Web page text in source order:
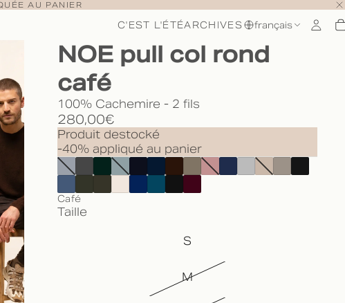
AU PANIER
C'EST L'ÉTÉARCHIVES français
NOE pull col rond
café
100% Cachemire - 2 fils
280,00€
Produit destocké
-40% appliqué au panier
Café
Taille
S
M